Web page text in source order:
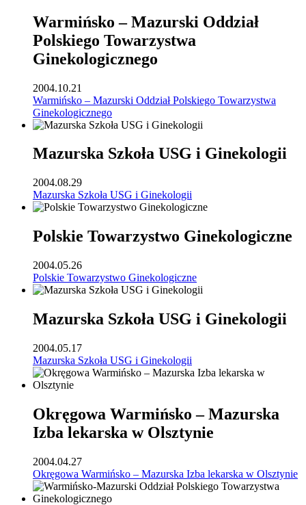
Warmińsko – Mazurski Oddział
Polskiego Towarzystwa
Ginekologicznego
2004.10.21
Warmińsko – Mazurski Oddział Polskiego Towarzystwa
Ginekologicznego
Mazurska Szkoła USG i Ginekologii
2004.08.29
Mazurska Szkoła USG i Ginekologii
Polskie Towarzystwo Ginekologiczne
2004.05.26
Polskie Towarzystwo Ginekologiczne
Mazurska Szkoła USG i Ginekologii
2004.05.17
Mazurska Szkoła USG i Ginekologii
Okręgowa Warmińsko – Mazurska
Izba lekarska w Olsztynie
2004.04.27
Okręgowa Warmińsko – Mazurska Izba lekarska w Olsztynie